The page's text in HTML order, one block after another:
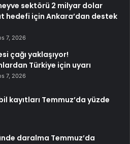
sektörü 2 milyar dolar
hedefi için Ankara’dan destek
7, 2026
çağı yaklaşıyor!
Türkiye için uyarı
7, 2026
kayıtları Temmuz’da yüzde
daralma Temmuz’da